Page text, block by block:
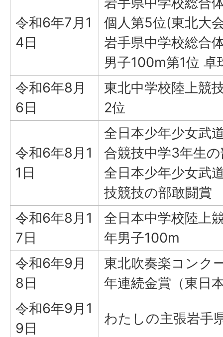
令和6年7月1
4日
個人第5位(東北大
岩手県中学校総合
男子100m第1位
令和6年8月
6日
東北中学校陸上競
2位
令和6年8月1
1日
全日本少年少女武
合競技中学3年生
全日本少年少女武
技競技の部敢闘賞
令和6年8月1
7日
全日本中学校陸上
年男子100m
令和6年9月
8日
東北吹奏楽コンク
年連続金賞（東日
令和6年9月1
9日
わたしの主張岩手